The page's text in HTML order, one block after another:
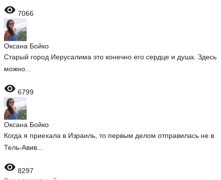
 7066
Оксана Бойко
Старый город Иерусалима это конечно его сердце и душа. Здесь
можно...
 6799
Оксана Бойко
Когда я приехала в Израиль, то первым делом отправилась не в
Тель-Авив...
 8297